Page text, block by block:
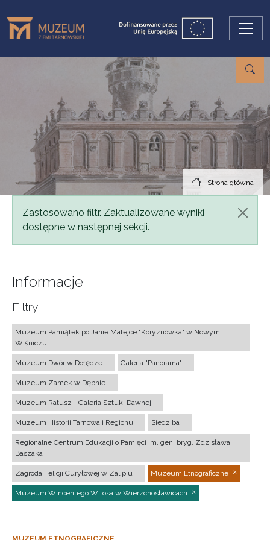
Strona główna
Komunikat
Zastosowano filtr. Zaktualizowane wyniki
dostępne w następnej sekcji.
Informacje
Filtry:
Muzeum Pamiątek po Janie Matejce "Koryznówka" w Nowym
Wiśniczu
Muzeum Dwór w Dołędze Galeria "Panorama"
Muzeum Zamek w Dębnie
Muzeum Ratusz - Galeria Sztuki Dawnej
Muzeum Historii Tarnowa i Regionu Siedziba
Regionalne Centrum Edukacji o Pamięci im. gen. bryg. Zdzisława
Baszaka
Zagroda Felicji Curyłowej w Zalipiu Muzeum Etnograficzne
Muzeum Wincentego Witosa w Wierzchosławicach